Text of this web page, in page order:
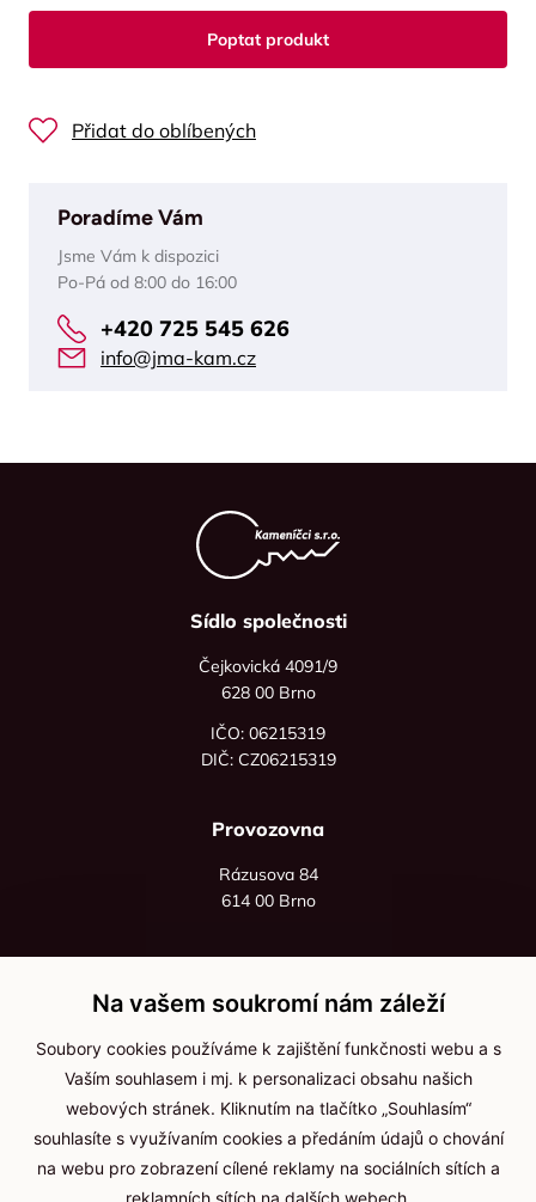
Poptat produkt
Přidat do oblíbených
Poradíme Vám
Jsme Vám k dispozici
Po-Pá od 8:00 do 16:00
+420 725 545 626
info@jma-kam.cz
Sídlo společnosti
Čejkovická 4091/9
628 00 Brno
IČO: 06215319
DIČ: CZ06215319
Provozovna
Rázusova 84
614 00 Brno
+420 736 535 066
Po - pá: 8:00 - 16:00
info@jma-kam.cz
Důležité informace
Na vašem soukromí nám záleží
Soubory cookies používáme k zajištění funkčnosti webu a s
Vaším souhlasem i mj. k personalizaci obsahu našich
webových stránek. Kliknutím na tlačítko „Souhlasím“
souhlasíte s využívaním cookies a předáním údajů o chování
na webu pro zobrazení cílené reklamy na sociálních sítích a
reklamních sítích na dalších webech.